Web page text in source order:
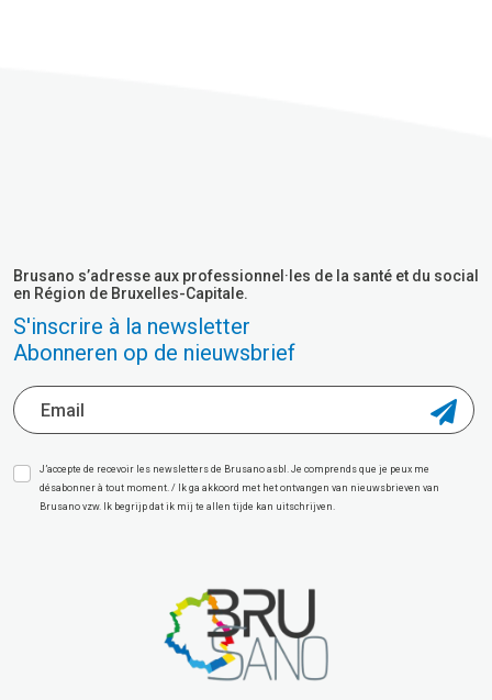
Brusano s’adresse aux professionnel·les de la santé et du social
en Région de Bruxelles-Capitale.
S'inscrire à la newsletter
Abonneren op de nieuwsbrief
J’accepte de recevoir les newsletters de Brusano asbl. Je comprends que je peux me
désabonner à tout moment. / Ik ga akkoord met het ontvangen van nieuwsbrieven van
Brusano vzw. Ik begrijp dat ik mij te allen tijde kan uitschrijven.